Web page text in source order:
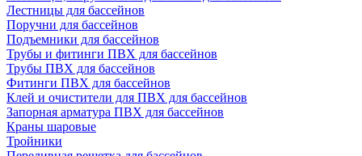
Лестницы для бассейнов
Поручни для бассейнов
Подъемники для бассейнов
Трубы и фитинги ПВХ для бассейнов
Трубы ПВХ для бассейнов
Фитинги ПВХ для бассейнов
Клей и очистители для ПВХ для бассейнов
Запорная арматура ПВХ для бассейнов
Краны шаровые
Тройники